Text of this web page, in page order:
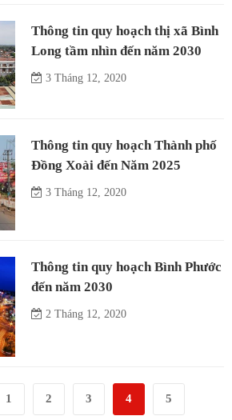
Thông tin quy hoạch thị xã Bình
Long tầm nhìn đến năm 2030
3 Tháng 12, 2020
Thông tin quy hoạch Thành phố
Đồng Xoài đến Năm 2025
3 Tháng 12, 2020
Thông tin quy hoạch Bình Phước
đến năm 2030
2 Tháng 12, 2020
1 2 3 4 5